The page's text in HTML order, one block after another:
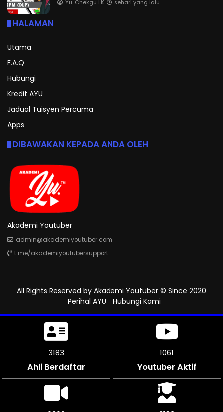
Yu. Chekgu LK sehari yang lalu
HALAMAN
Utama
F.A.Q
Hubungi
Kredit AYU
Jadual Tuisyen Percuma
Apps
DIBAWAKAN KEPADA ANDA OLEH
Akademi Youtuber
admin@akademiyoutuber.com
t.me/akademiyoutubersupport
All Rights Reserved by Akademi Youtuber © Since 2020
Perihal AYU
Hubungi Kami
3579
Ahli Berdaftar
1193
Youtuber Aktif